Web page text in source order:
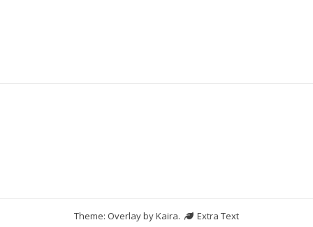
Theme: Overlay byKaira.
Extra Text